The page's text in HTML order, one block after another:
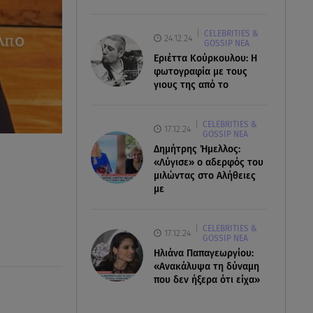
24.12.24
CELEBRITIES &
GOSSIP ΝΕΑ
Εριέττα Κούρκουλου: Η
φωτογραφία με τους
γιους της από το
17.12.24
CELEBRITIES &
GOSSIP ΝΕΑ
Δημήτρης Ήμελλος:
«Λύγισε» ο αδερφός του
μιλώντας στο Αλήθειες
με
17.12.24
CELEBRITIES &
GOSSIP ΝΕΑ
Ηλιάνα Παπαγεωργίου:
«Ανακάλυψα τη δύναμη
που δεν ήξερα ότι είχα»